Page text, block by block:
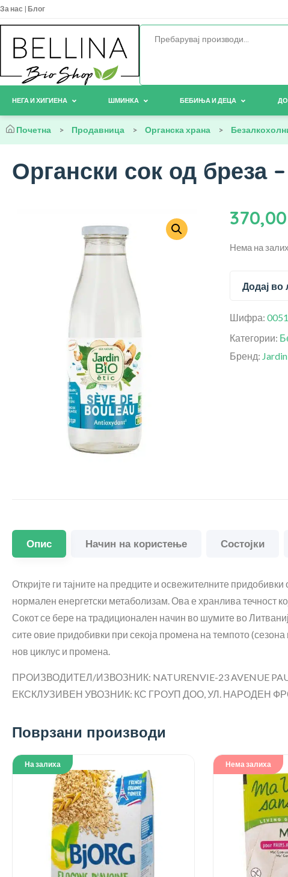
За нас | Блог
НЕГА И ХИГИЕНА ШМИНКА БЕБИЊА И ДЕЦА
Почетна > Продавница > Органска храна >
Органски сок од бреза
370,00
Нема на
Додај во
Шифра:
Категории:
Бренд:
Опис Начин на користење Состојки
Откријте ги тајните на предците и освежителните
нормален енергетски метаболизам. Ова е хранлива течност
Сокот се бере на традиционален начин во шумите во
сите овие придобивки при секоја промена на темпото
нов циклус и промена.
ПРОИЗВОДИТЕЛ/ИЗВОЗНИК: NATURENVIE-23 AVENUE
ЕКСКЛУЗИВЕН УВОЗНИК: КС ГРОУП ДОО, УЛ. НАРОДЕН
Поврзани производи
На залиха Нема залиха